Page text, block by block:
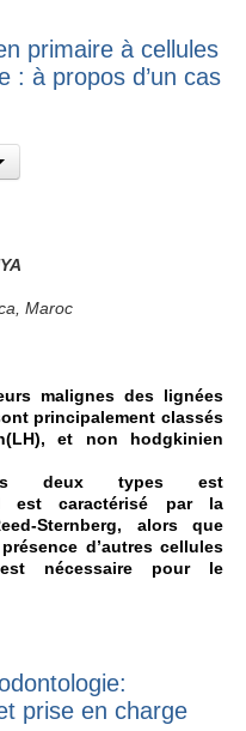
primaire à cellules
: à propos d’un cas
Maroc
malignes des lignées
principalement classés
et non hodgkinien
deux types est
est caractérisé par la
Sternberg, alors que
d’autres cellules
nécessaire pour le
prise en charge